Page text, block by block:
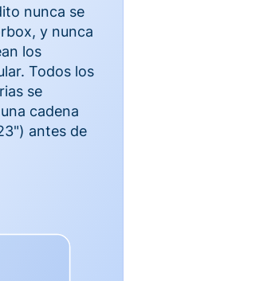
nunca se
y nunca
los
Todos los
se
cadena
antes de